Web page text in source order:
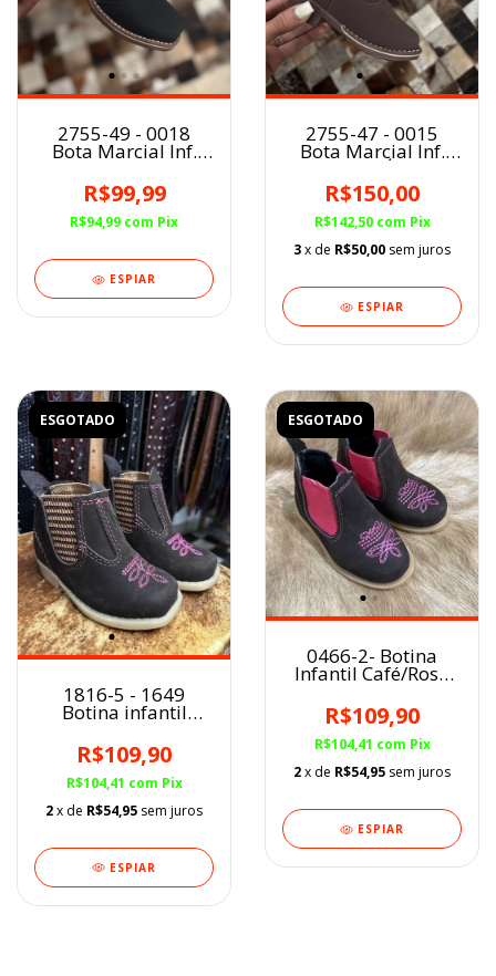
2755-49 - 0018
Bota Marcial Inf.
R$99,99
R$94,99 com Pix
ESPIAR
2755-47 - 0015
Bota Marcial Inf.
CAFÉ
R$150,00
R$142,50 com Pix
3x de R$50,00 sem juros
ESPIAR
ESGOTADO
1816-5 - 1649
Botina infantil
Nobuck Café Rosa
R$109,90
R$104,41 com Pix
2x de R$54,95 sem juros
ESPIAR
ESGOTADO
0466-2- Botina
Infantil Café/Rosa
R$109,90
R$104,41 com Pix
2x de R$54,95 sem juros
ESPIAR